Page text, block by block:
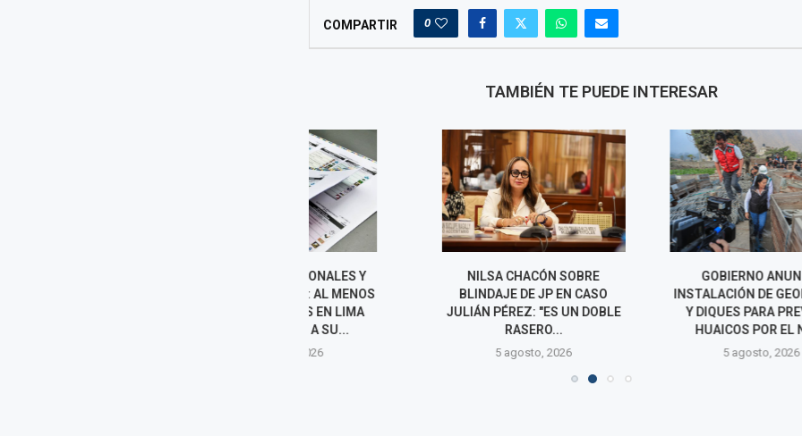
COMPARTIR 0
TAMBIÉN TE PUEDE INTERESAR
NILSA CHACÓN SOBRE
BLINDAJE DE JP EN CASO
JULIÁN PÉREZ: "ES UN DOBLE
GOBIERNO ANUNCIA
INSTALACIÓN DE GEOMALLAS
Y DIQUES PARA PREVENIR
HUAICOS POR EL NIÑO
5 agosto, 2026
SENADO
COMISIONES
5